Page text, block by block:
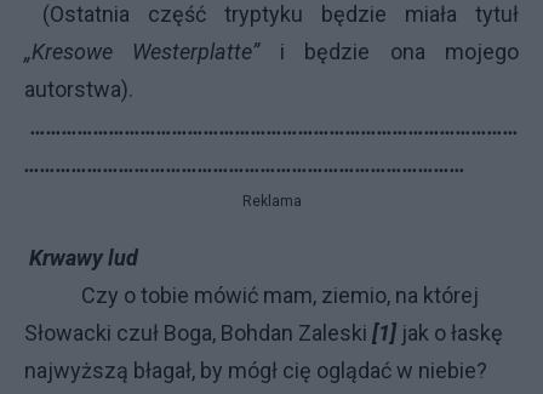
(Ostatnia część tryptyku będzie miała tytuł
„Kresowe Westerplatte”i będzie ona mojego
autorstwa).
…………………………………………………………………………………
…………………………………………………………………………
Reklama
Krwawy lud
Czy o tobie mówić mam, ziemio, na której
Słowacki czuł Boga, Bohdan Zaleski [1] jak o łaskę
najwyższą błagał, by mógł cię oglądać w niebie?